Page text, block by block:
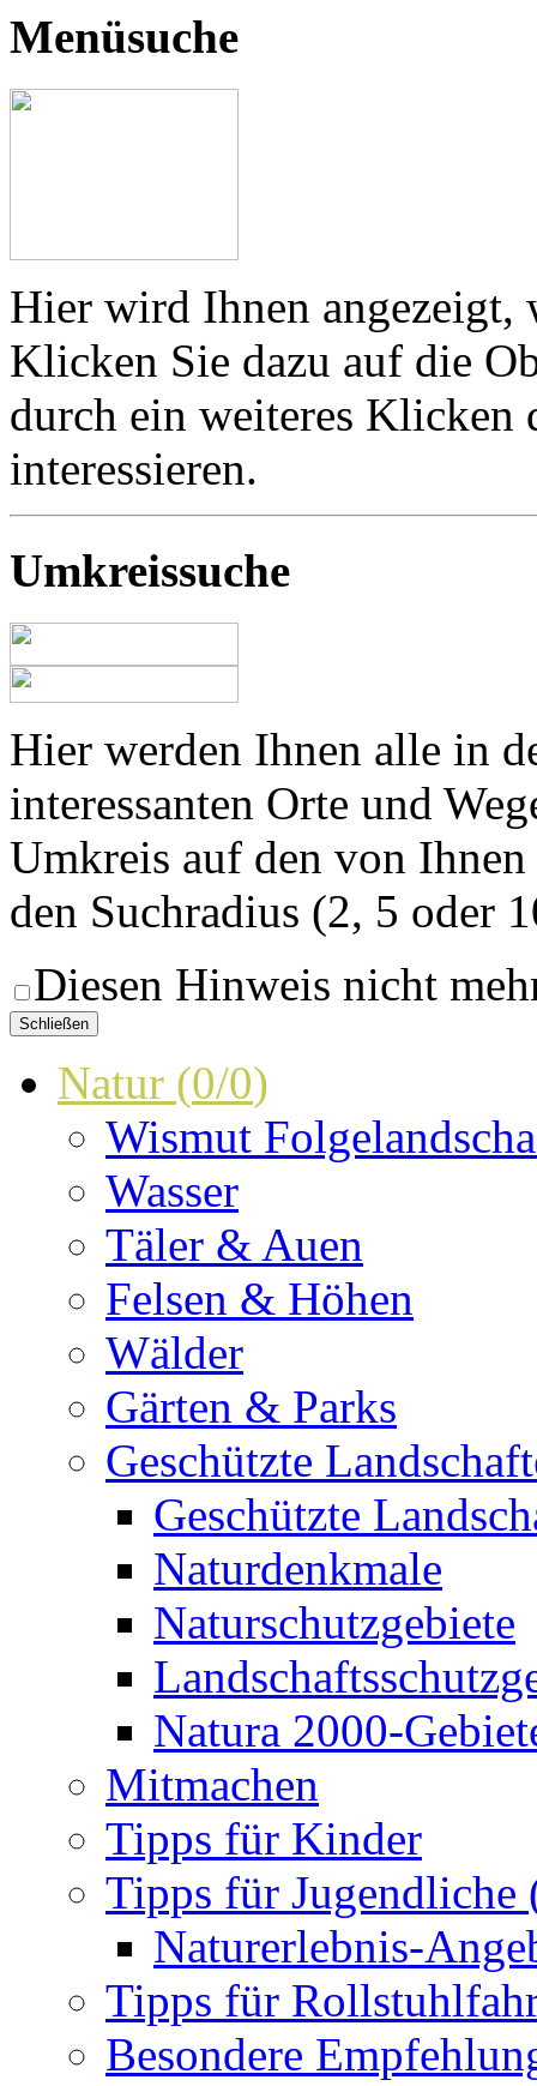
Menüsuche
Hier wird Ihnen angezeigt,
Klicken Sie dazu auf die
durch ein weiteres Klicken
interessieren.
Umkreissuche
Hier werden Ihnen alle in
interessanten Orte und
Umkreis auf den von
den Suchradius (2, 5 oder
Diesen Hinweis nicht
Schließen
Natur (0/0)
Wismut
Wasser
Täler & Auen
Felsen & Höhen
Wälder
Gärten & Parks
Geschützte
Geschützte
Naturdenkmale
Naturschutzgebiete
Natura 2000-
Mitmachen
Tipps für Kinder
Tipps für Jugendliche
Naturerlebnis-
Tipps für
Besondere